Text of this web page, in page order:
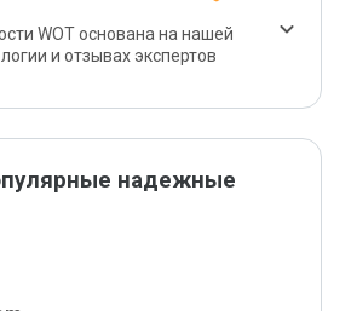
WOT основана на нашей
и отзывах экспертов
надежные